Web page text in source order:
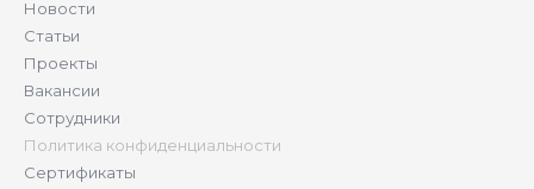
Новости
Статьи
Проекты
Вакансии
Сотрудники
Политика конфиденциальности
Сертификаты